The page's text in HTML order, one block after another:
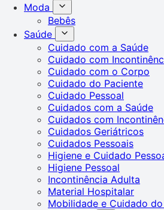
Moda
Bebês
Saúde
Cuidado com a Saúde
Cuidado com
Cuidado com o Corpo
Cuidado do Paciente
Cuidado Pessoal
Cuidados com a Saúde
Cuidados com
Cuidados Geriátricos
Cuidados Pessoais
Higiene e Cuidado
Higiene Pessoal
Incontinência Adulta
Material Hospitalar
Mobilidade e Cuidado